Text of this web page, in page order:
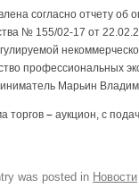
согласно отчету
№ 155/02-17 от
профессиональных
Марьин
торгов – аукцион, с
was posted in Новости